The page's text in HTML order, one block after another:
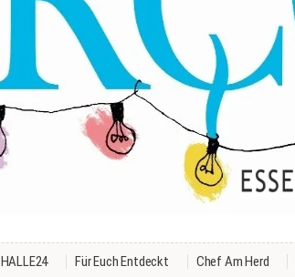
Für Euch Entdeckt Chef Am Herd